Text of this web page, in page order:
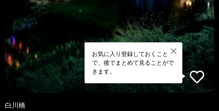
お気に入り登録しておくこと
で、後でまとめて見ることがで
きます。
白川橋